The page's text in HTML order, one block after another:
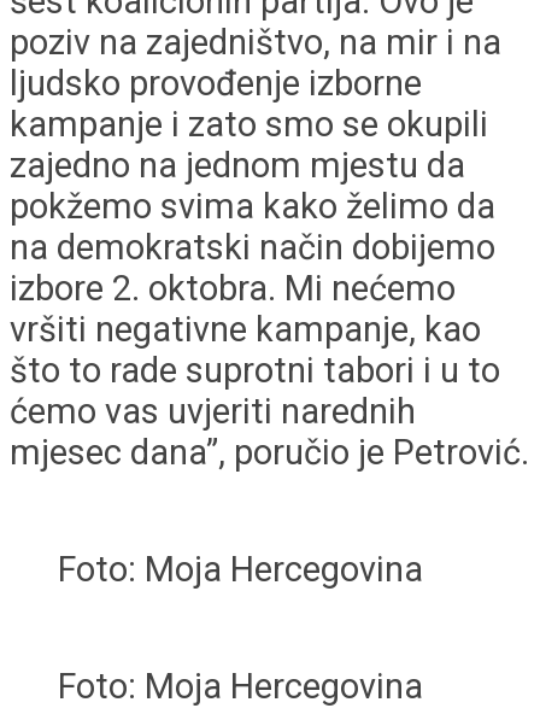
poziv na zajedništvo, na mir i na
ljudsko provođenje izborne
kampanje i zato smo se okupili
zajedno na jednom mjestu da
pokžemo svima kako želimo da
na demokratski način dobijemo
izbore 2. oktobra. Mi nećemo
vršiti negativne kampanje, kao
što to rade suprotni tabori i u to
ćemo vas uvjeriti narednih
mjesec dana”, poručio je Petrović.
Foto: Moja Hercegovina
Foto: Moja Hercegovina